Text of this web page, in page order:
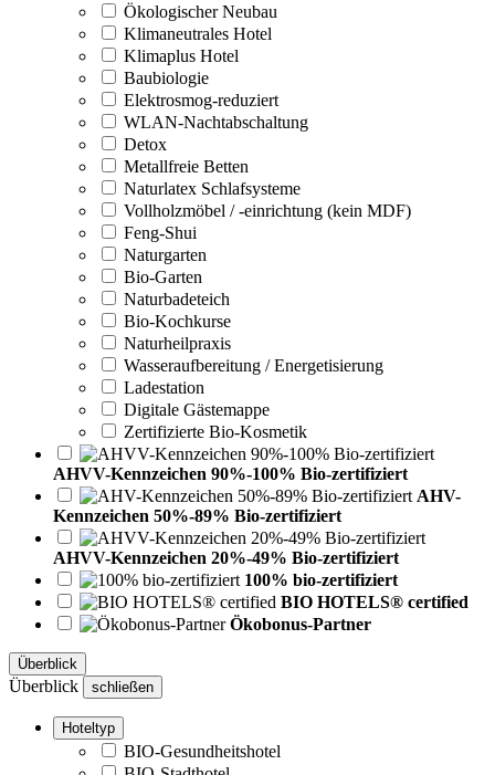
Ökologischer Neubau
Klimaneutrales Hotel
Klimaplus Hotel
Baubiologie
Elektrosmog-reduziert
WLAN-Nachtabschaltung
Detox
Metallfreie Betten
Naturlatex Schlafsysteme
Vollholzmöbel / -einrichtung (kein MDF)
Feng-Shui
Naturgarten
Bio-Garten
Naturbadeteich
Bio-Kochkurse
Naturheilpraxis
Wasseraufbereitung / Energetisierung
Ladestation
Digitale Gästemappe
Zertifizierte Bio-Kosmetik
AHVV-Kennzeichen 90%-100% Bio-zertifiziert
AHV-
Kennzeichen 50%-89% Bio-zertifiziert
AHVV-Kennzeichen 20%-49% Bio-zertifiziert
100% bio-zertifiziert
BIO HOTELS® certified
Ökobonus-Partner
Überblick
Überblick schließen
Hoteltyp
BIO-Gesundheitshotel